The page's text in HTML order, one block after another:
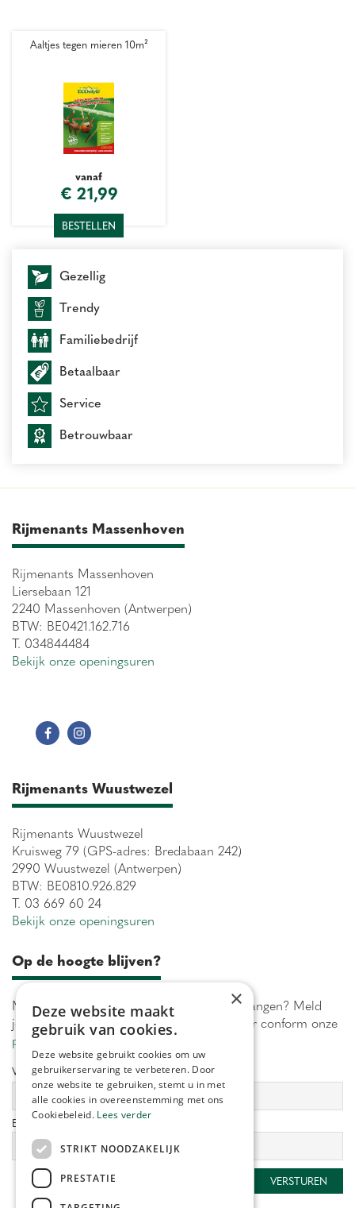
Aaltjes tegen mieren 10m²
vanaf
€ 21,99
BESTELLEN
Gezellig
Trendy
Familiebedrijf
Betaalbaar
Service
Betrouwbaar
Rijmenants Massenhoven
Rijmenants Massenhoven
Liersebaan 121
2240 Massenhoven (Antwerpen)
BTW: BE0421.162.716
T. 034844484
Bekijk onze openingsuren
Rijmenants Wuustwezel
Rijmenants Wuustwezel
Kruisweg 79 (GPS-adres: Bredabaan 242)
2990 Wuustwezel (Antwerpen)
BTW: BE0810.926.829
T. 03 669 60 24
Bekijk onze openingsuren
Op de hoogte blijven?
Maximaal 1 keer per week onze acties ontvangen? Meld
je aan! Wij verwerken jouw gegevens secuur conform onze
privacy policy.
Voornaam: Achternaam:
E-mailadres:
×
Deze website maakt
gebruik van cookies.
Deze website gebruikt cookies om uw
gebruikerservaring te verbeteren. Door
onze website te gebruiken, stemt u in met
alle cookies in overeenstemming met ons
Cookiebeleid. Lees verder
STRIKT NOODZAKELIJK
PRESTATIE